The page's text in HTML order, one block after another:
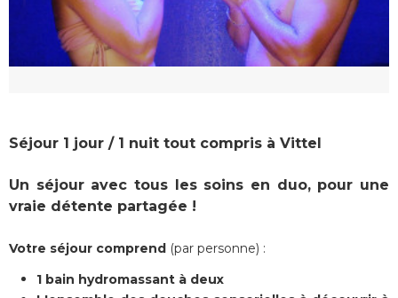
Séjour 1 jour / 1 nuit tout compris à Vittel
Un séjour avec tous les soins en duo, pour une
vraie détente partagée !
Votre séjour comprend (par personne) :
1 bain hydromassant à deux